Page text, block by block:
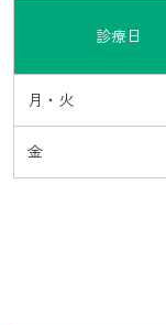
診療日
月・火
金